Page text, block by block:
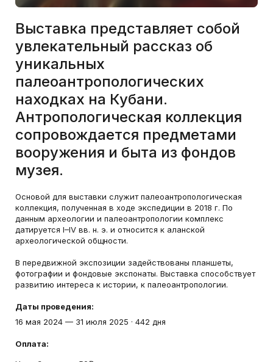
Выставка представляет собой
увлекательный рассказ об
уникальных
палеоантропологических
находках на Кубани.
Антропологическая коллекция
сопровождается предметами
вооружения и быта из фондов
музея.
Основой для выставки служит палеоантропологическая
коллекция, полученная в ходе экспедиции в 2018 г. По
данным археологии и палеоантропологии комплекс
датируется I–IV вв. н. э. и относится к аланской
археологической общности.
В передвижной экспозиции задействованы планшеты,
фотографии и фондовые экспонаты. Выставка способствует
развитию интереса к истории, к палеоантропологии.
Даты проведения:
16 мая 2024 — 31 июля 2025 · 442 дня
Оплата: